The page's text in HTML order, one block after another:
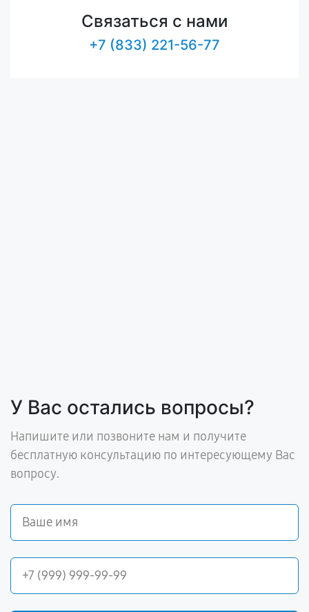
Связаться с нами
+7 (833) 221-56-77
У Вас остались вопросы?
Напишите или позвоните нам и получите
бесплатную консультацию по интересующему Вас
вопросу.